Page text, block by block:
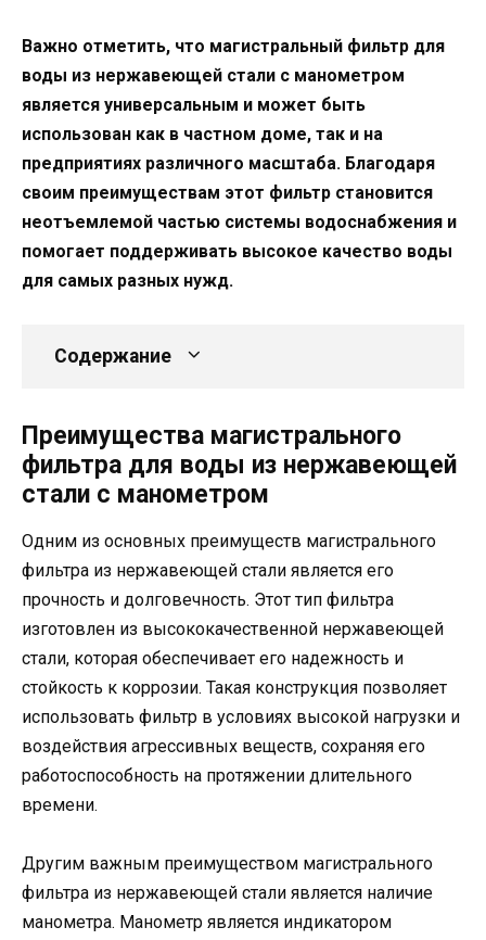
Важно отметить, что магистральный фильтр для
воды из нержавеющей стали с манометром
является универсальным и может быть
использован как в частном доме, так и на
предприятиях различного масштаба. Благодаря
своим преимуществам этот фильтр становится
неотъемлемой частью системы водоснабжения и
помогает поддерживать высокое качество воды
для самых разных нужд.
Содержание
Преимущества магистрального
фильтра для воды из нержавеющей
стали с манометром
Одним из основных преимуществ магистрального
фильтра из нержавеющей стали является его
прочность и долговечность. Этот тип фильтра
изготовлен из высококачественной нержавеющей
стали, которая обеспечивает его надежность и
стойкость к коррозии. Такая конструкция позволяет
использовать фильтр в условиях высокой нагрузки и
воздействия агрессивных веществ, сохраняя его
работоспособность на протяжении длительного
времени.
Другим важным преимуществом магистрального
фильтра из нержавеющей стали является наличие
манометра. Манометр является индикатором